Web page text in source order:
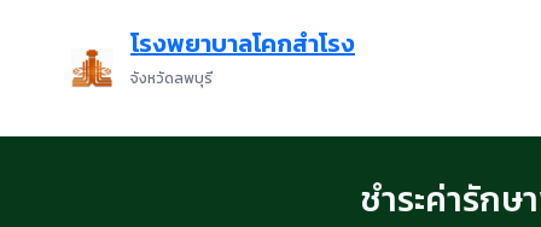
โรงพยาบาลโคกสำโรง
จังหวัดลพบุรี
ชำระค่ารักษ